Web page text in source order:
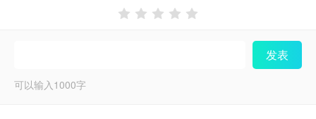
    
发表
可以输入1000字